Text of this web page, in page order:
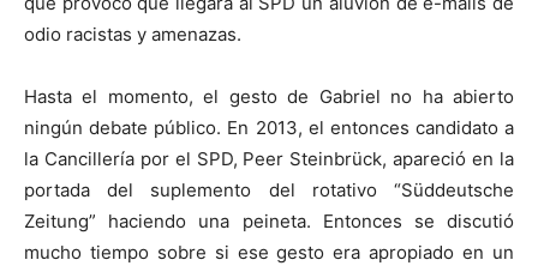
odio racistas y amenazas.
Hasta el momento, el gesto de Gabriel no ha abierto
ningún debate público. En 2013, el entonces candidato a
la Cancillería por el SPD, Peer Steinbrück, apareció en la
portada del suplemento del rotativo “Süddeutsche
Zeitung” haciendo una peineta. Entonces se discutió
mucho tiempo sobre si ese gesto era apropiado en un